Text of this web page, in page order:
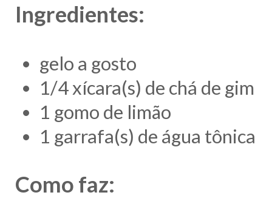
Ingredientes:
gelo a gosto
1/4 xícara(s) de chá de gim
1 gomo de limão
1 garrafa(s) de água tônica
Como faz: